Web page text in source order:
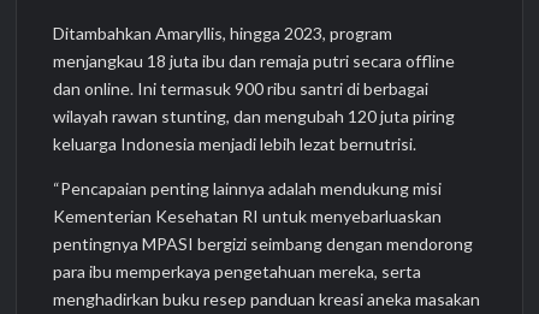
Ditambahkan Amaryllis, hingga 2023, program
menjangkau 18 juta ibu dan remaja putri secara offline
dan online. Ini termasuk 900 ribu santri di berbagai
wilayah rawan stunting, dan mengubah 120 juta piring
keluarga Indonesia menjadi lebih lezat bernutrisi.
“Pencapaian penting lainnya adalah mendukung misi
Kementerian Kesehatan RI untuk menyebarluaskan
pentingnya MPASI bergizi seimbang dengan mendorong
para ibu memperkaya pengetahuan mereka, serta
menghadirkan buku resep panduan kreasi aneka masakan